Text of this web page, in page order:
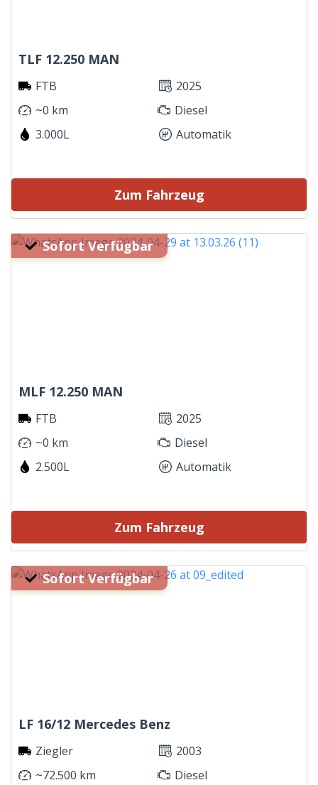
TLF 12.250 MAN
FTB
2025
~0 km
Diesel
3.000L
Automatik
Zum Fahrzeug
MLF 12.250 MAN
FTB
2025
~0 km
Diesel
2.500L
Automatik
Sofort Verfügbar
Zum Fahrzeug
LF 16/12 Mercedes Benz
Ziegler
2003
~72.500 km
Diesel
Sofort Verfügbar